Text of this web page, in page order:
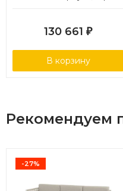
темно-серый круглый,
ткань темно-серая 027
130 661 ₽
В корзину
Рекомендуем
-27%